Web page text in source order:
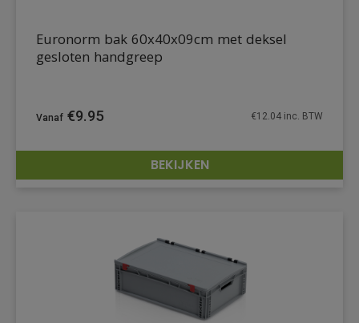
DETAILS
Euronorm bak 60x40x09cm met deksel
gesloten handgreep
€9.95 €12.04 inc. BTW
BEKIJKEN